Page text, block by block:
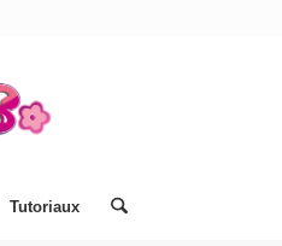
Tutoriaux